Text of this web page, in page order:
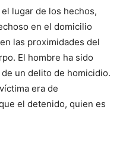
lugar de los hechos,
en el domicilio
las proximidades del
El hombre ha sido
un delito de homicidio.
era de
el detenido, quien es